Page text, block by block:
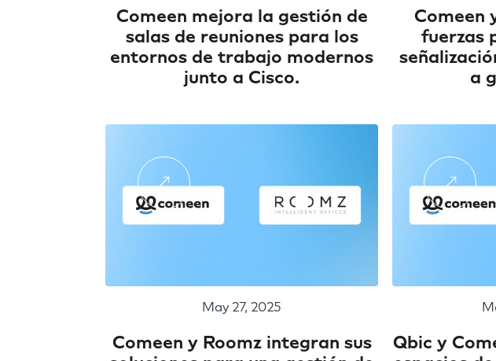
Comeen mejora la gestión de
salas de reuniones para los
entornos de trabajo modernos
junto a Cisco.
Comeen
fuerzas
a
May 27, 2025
Comeen y Roomz integran sus
Qbic y